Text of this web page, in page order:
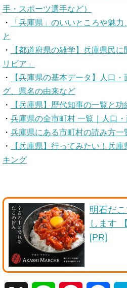
手・スポーツ選手など）
・
「兵庫県」のいいところや魅
と
・
【都道府県の雑学】兵庫県民
リビア」
・
【兵庫県の基本データ】人口
グ、県名の由来など
・
【兵庫県】歴代知事の一覧と
・ 兵庫県の全市町村 一覧｜人口
・ 兵庫県にある市町村の読み方一
・
【兵庫県】行ってみたい！兵
キング
明石だ
します
[PR]